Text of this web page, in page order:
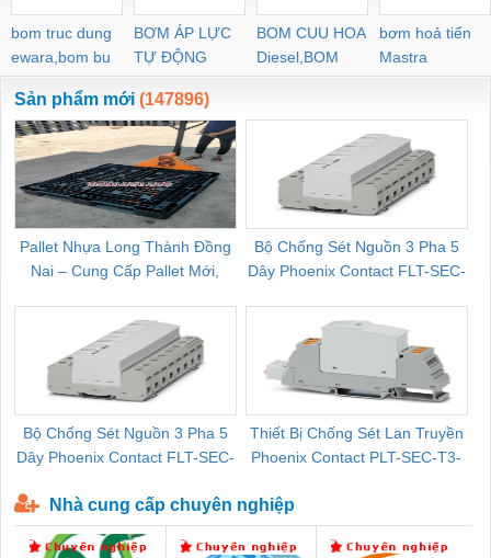
bom truc dung
ewara,bom bu
ewara
BƠM ÁP LỰC
TỰ ĐỘNG
BOM CUU HOA
Diesel,BOM
CHUA CHAY
bơm hoả tiển
Mastra
Sản phẩm mới (147896)
Pallet Nhựa Long Thành Đồng
Nai – Cung Cấp Pallet Mới,
Bộ Chống Sét Nguồn 3 Pha 5
Dây Phoenix Contact FLT-SEC-
Bộ Chống Sét Nguồn 3 Pha 5
Dây Phoenix Contact FLT-SEC-
Thiết Bị Chống Sét Lan Truyền
Phoenix Contact PLT-SEC-T3-
Nhà cung cấp chuyên nghiệp